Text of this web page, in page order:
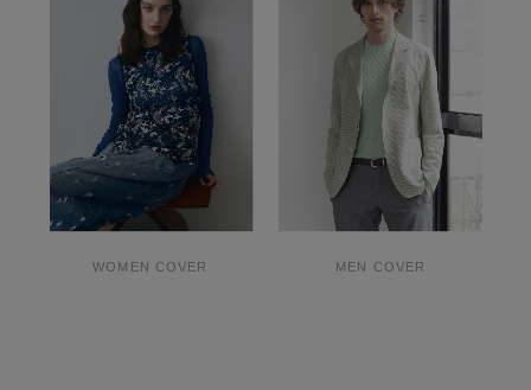
WOMEN COVER MEN COVER